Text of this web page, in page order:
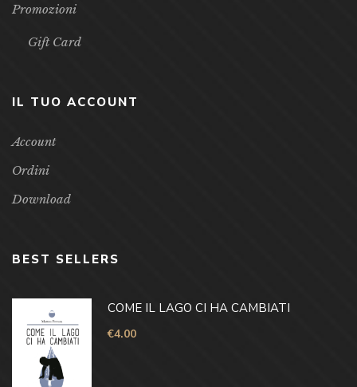
Promozioni
Gift Card
IL TUO ACCOUNT
Account
Ordini
Download
BEST SELLERS
COME IL LAGO CI HA CAMBIATI
€4.00